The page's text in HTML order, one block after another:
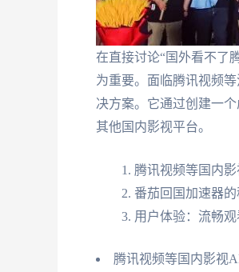
在直接讨论“国外看不了
为重要。面临腾讯视频
决方案。它通过创建一
其他国内影视平台。
腾讯视频等国内
番茄回国加速器
用户体验：流畅
腾讯视频等国内影视